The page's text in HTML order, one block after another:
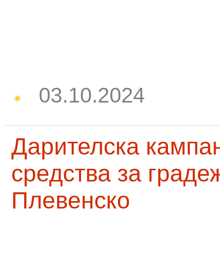
03.10.2024
Дарителска
средства за
Плевенско